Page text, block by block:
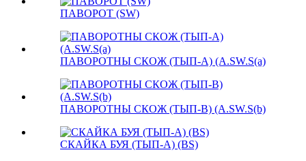
ПАВОРОТ (SW)
ПАВОРОТНЫ СКОЖ (ТЫП-A) (A.SW.S(a)
ПАВОРОТНЫ СКОЖ (ТЫП-B) (A.SW.S(b)
СКАЙКА БУЯ (ТЫП-A) (BS)